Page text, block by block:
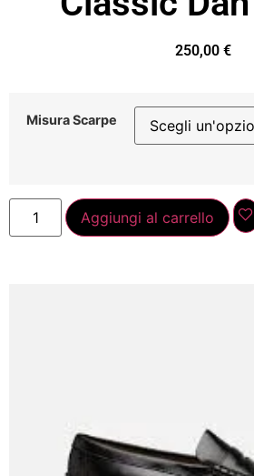
250,00 €
Misura Scarpe
Aggiungi al carrello